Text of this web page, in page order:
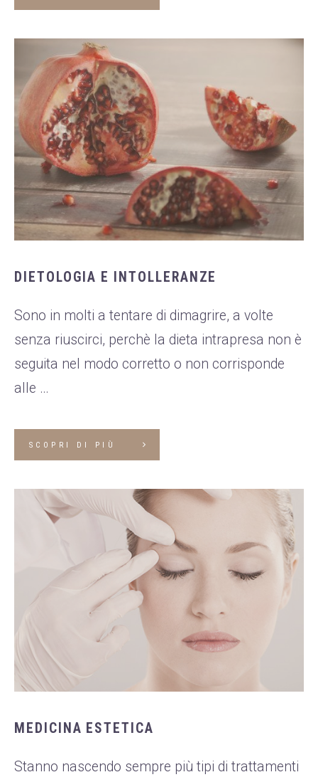
DIETOLOGIA E INTOLLERANZE
Sono in molti a tentare di dimagrire, a volte
senza riuscirci, perchè la dieta intrapresa non è
seguita nel modo corretto o non corrisponde
alle …
SCOPRI DI PIÙ
MEDICINA ESTETICA
Stanno nascendo sempre più tipi di trattamenti